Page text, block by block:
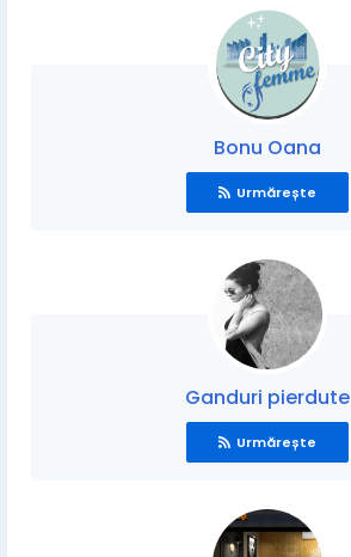
Bonu Oana
Urmărește
Ganduri pierdute
Urmărește